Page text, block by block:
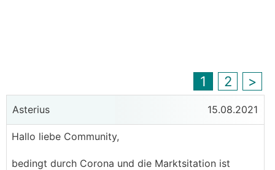
1 2 >
Asterius 15.08.2021
Hallo liebe Community,
bedingt durch Corona und die Marktsitation ist